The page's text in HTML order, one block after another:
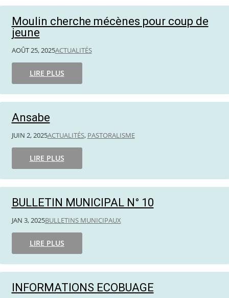
Moulin cherche mécènes pour coup de
jeune
AOÛT 25, 2025ACTUALITÉS
LIRE PLUS
Ansabe
JUIN 2, 2025ACTUALITÉS, PASTORALISME
LIRE PLUS
BULLETIN MUNICIPAL N° 10
JAN 3, 2025BULLETINS MUNICIPAUX
LIRE PLUS
INFORMATIONS ECOBUAGE